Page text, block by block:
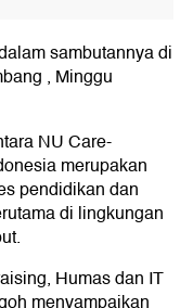
sambutannya di
, Minggu
NU Care-
merupakan
pendidikan dan
di lingkungan
Humas dan IT